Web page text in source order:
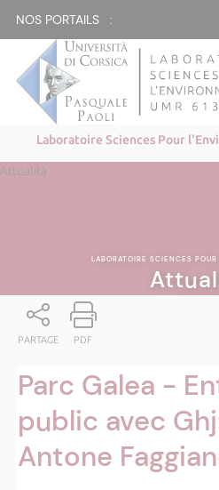
NOS PORTAILS :
Laboratoire Sciences Pour
Attualità
LABORATOIRE SCIENCES
PARTAGE PDF
Parc Galea -
public avec
Antone